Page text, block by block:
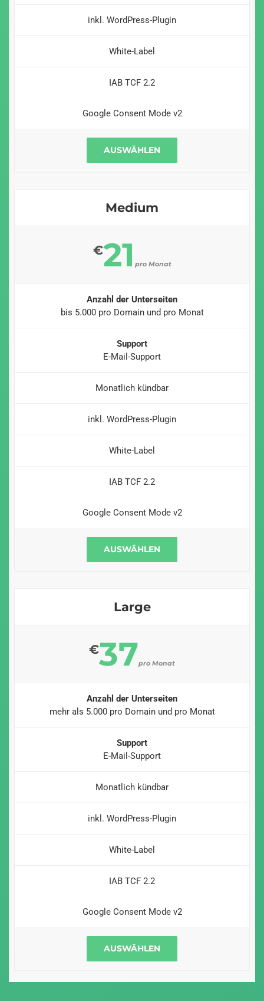
inkl. WordPress-Plugin
White-Label
IAB TCF 2.2
Google Consent Mode v2
AUSWÄHLEN
Medium
€21 pro Monat
Anzahl der Unterseiten
bis 5.000 pro Domain und pro Monat
Support
E-Mail-Support
Monatlich kündbar
inkl. WordPress-Plugin
White-Label
IAB TCF 2.2
Google Consent Mode v2
AUSWÄHLEN
Large
€37pro Monat
Anzahl der Unterseiten
mehr als 5.000 pro Domain und pro Monat
Support
E-Mail-Support
Monatlich kündbar
inkl. WordPress-Plugin
White-Label
IAB TCF 2.2
Google Consent Mode v2
AUSWÄHLEN